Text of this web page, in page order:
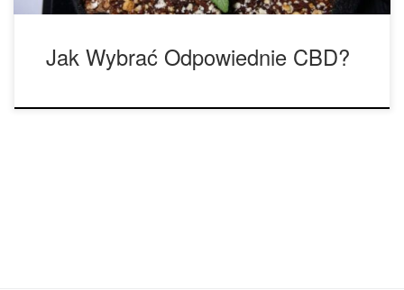
Jak Wybrać Odpowiednie CBD?